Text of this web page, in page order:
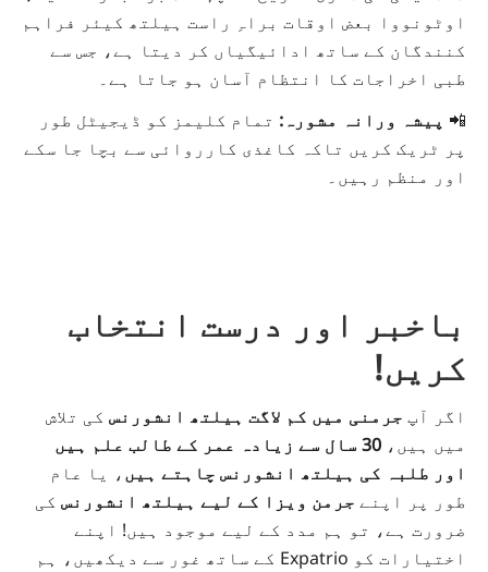
اوٹونووا بعض اوقات براہِ راست ہیلتھ کیئر فراہم
کنندگان کے ساتھ ادائیگیاں کر دیتا ہے، جس سے
طبی اخراجات کا انتظام آسان ہو جاتا ہے۔
📲 پیشہ ورانہ مشورہ: تمام کلیمز کو ڈیجیٹل طور
پر ٹریک کریں تاکہ کاغذی کارروائی سے بچا جا سکے
اور منظم رہیں۔
باخبر اور درست انتخاب
کریں!
اگر آپ جرمنی میں کم لاگت ہیلتھ انشورنس کی تلاش
میں ہیں،
30 سال سے زیادہ عمر کے طالب علم ہیں
اور طلبہ کی ہیلتھ انشورنس چاہتے ہیں، یا عام
طور پر اپنے جرمن ویزا کے لیے ہیلتھ انشورنس کی
ضرورت ہے، تو ہم مدد کے لیے موجود ہیں! اپنے
اختیارات کو Expatrio کے ساتھ غور سے دیکھیں، ہم